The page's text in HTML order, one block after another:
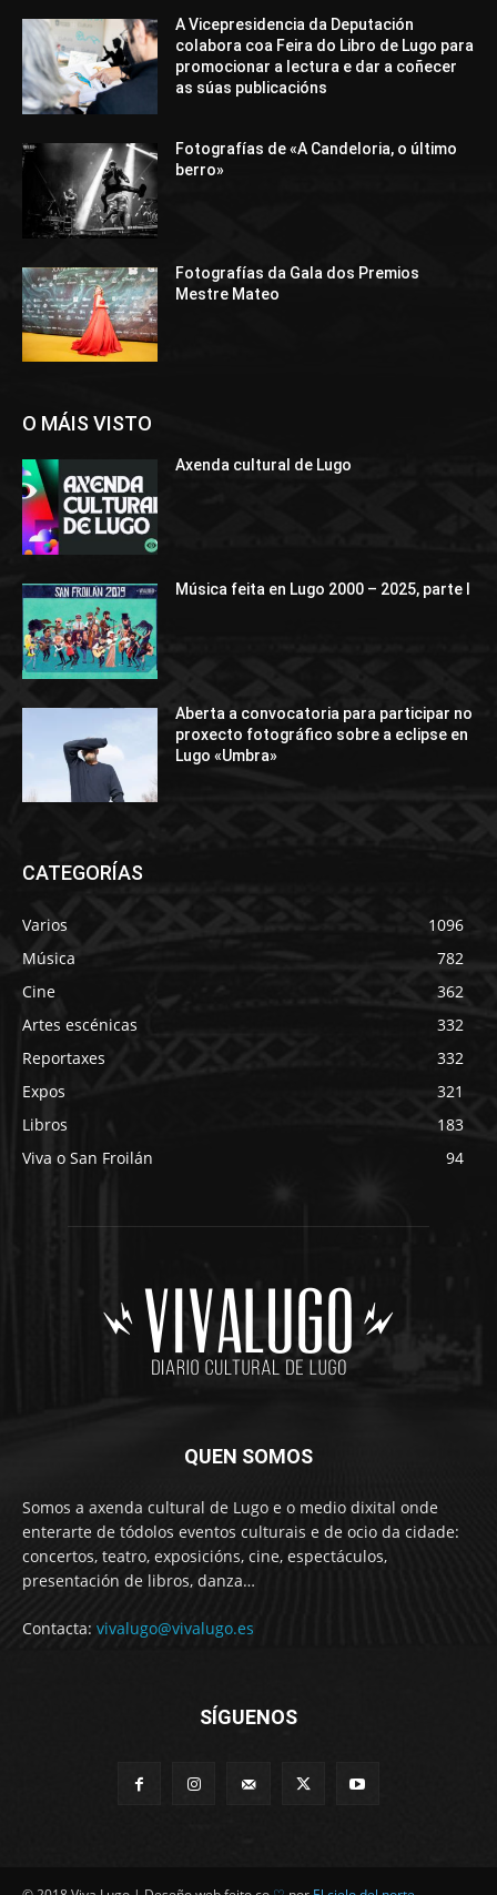
A Vicepresidencia da Deputación
colabora coa Feira do Libro de Lugo para
promocionar a lectura e dar a coñecer
as súas publicacións
Fotografías de «A Candeloria, o último
berro»
Fotografías da Gala dos Premios
Mestre Mateo
O MÁIS VISTO
Axenda cultural de Lugo
Música feita en Lugo 2000 – 2025, parte I
Aberta a convocatoria para participar no
proxecto fotográfico sobre a eclipse en
Lugo «Umbra»
CATEGORÍAS
Varios
1096
Música
782
Cine
362
Artes escénicas
332
Reportaxes
332
Expos
321
Libros
183
Viva o San Froilán
94
QUEN SOMOS
Somos a axenda cultural de Lugo e o medio dixital onde
enterarte de tódolos eventos culturais e de ocio da cidade:
concertos, teatro, exposicións, cine, espectáculos,
presentación de libros, danza…
Contacta: vivalugo@vivalugo.es
SÍGUENOS